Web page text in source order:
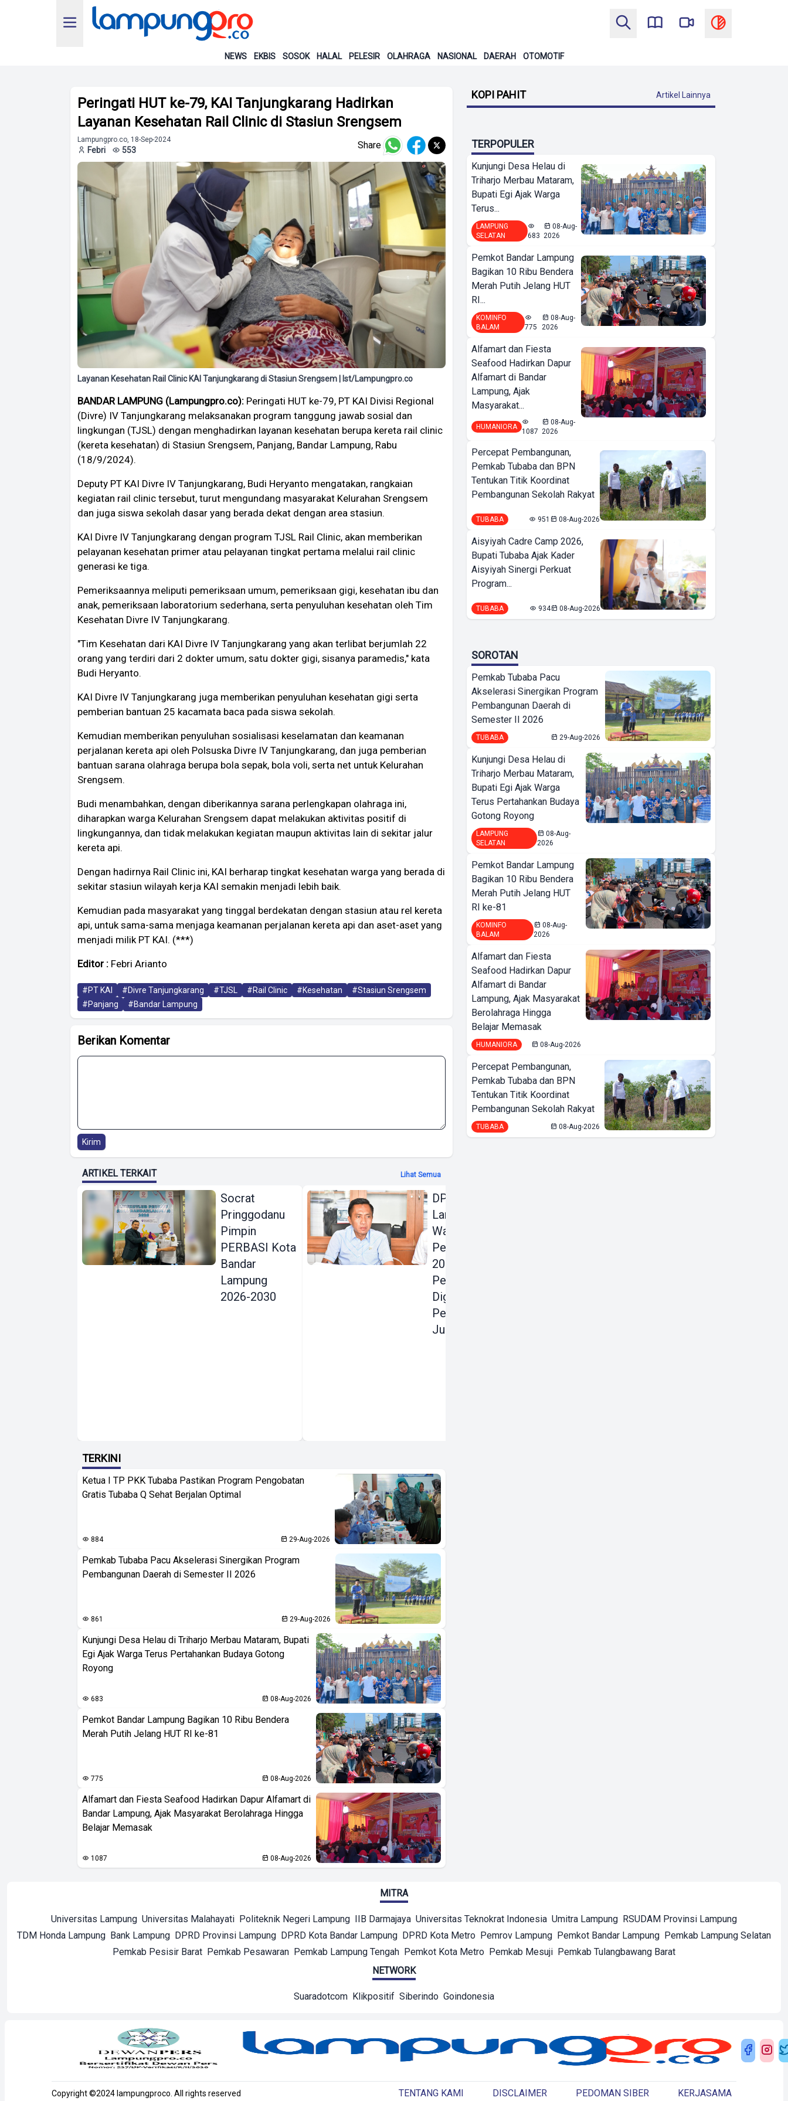
NEWS EKBIS SOSOK HALAL PELESIR OLAHRAGA NASIONAL DAERAH OTOMOTIF
Peringati HUT ke-79, KAI Tanjungkarang Hadirkan
Layanan Kesehatan Rail Clinic di Stasiun Srengsem
Lampungpro.co, 18-Sep-2024
Febri 553 Share
Layanan Kesehatan Rail Clinic KAI Tanjungkarang di Stasiun Srengsem | Ist/Lampungpro.co
BANDAR LAMPUNG (Lampungpro.co): Peringati HUT ke-79, PT KAI Divisi Regional
(Divre) IV Tanjungkarang melaksanakan program tanggung jawab sosial dan
lingkungan (TJSL) dengan menghadirkan layanan kesehatan berupa kereta rail clinic
(kereta kesehatan) di Stasiun Srengsem, Panjang, Bandar Lampung, Rabu
(18/9/2024).
Deputy PT KAI Divre IV Tanjungkarang, Budi Heryanto mengatakan, rangkaian
kegiatan rail clinic tersebut, turut mengundang masyarakat Kelurahan Srengsem
dan juga siswa sekolah dasar yang berada dekat dengan area stasiun.
KAI Divre IV Tanjungkarang dengan program TJSL Rail Clinic, akan memberikan
pelayanan kesehatan primer atau pelayanan tingkat pertama melalui rail clinic
generasi ke tiga.
Pemeriksaannya meliputi pemeriksaan umum, pemeriksaan gigi, kesehatan ibu dan
anak, pemeriksaan laboratorium sederhana, serta penyuluhan kesehatan oleh Tim
Kesehatan Divre IV Tanjungkarang.
"Tim Kesehatan dari KAI Divre IV Tanjungkarang yang akan terlibat berjumlah 22
orang yang terdiri dari 2 dokter umum, satu dokter gigi, sisanya paramedis," kata
Budi Heryanto.
KAI Divre IV Tanjungkarang juga memberikan penyuluhan kesehatan gigi serta
pemberian bantuan 25 kacamata baca pada siswa sekolah.
Kemudian memberikan penyuluhan sosialisasi keselamatan dan keamanan
perjalanan kereta api oleh Polsuska Divre IV Tanjungkarang, dan juga pemberian
bantuan sarana olahraga berupa bola sepak, bola voli, serta net untuk Kelurahan
Srengsem.
Budi menambahkan, dengan diberikannya sarana perlengkapan olahraga ini,
diharapkan warga Kelurahan Srengsem dapat melakukan aktivitas positif di
lingkungannya, dan tidak melakukan kegiatan maupun aktivitas lain di sekitar jalur
kereta api.
Dengan hadirnya Rail Clinic ini, KAI berharap tingkat kesehatan warga yang berada di
sekitar stasiun wilayah kerja KAI semakin menjadi lebih baik.
Kemudian pada masyarakat yang tinggal berdekatan dengan stasiun atau rel kereta
api, untuk sama-sama menjaga keamanan perjalanan kereta api dan aset-aset yang
menjadi milik PT KAI. (***)
Editor : Febri Arianto
#PT KAI #Divre Tanjungkarang #TJSL #Rail Clinic #Kesehatan
#Stasiun Srengsem
#Panjang
#Bandar Lampung
Berikan Komentar
Kirim
ARTIKEL TERKAIT Lihat Semua
Socrat
Pringgodanu
Pimpin
PERBASI Kota
Bandar
Lampung
2026-2030
DPRD Bandar
Lampung Beri
Warning Keras
Perubahan KUA
2026:
Pendapatan
Digenjot, Belanja
Pembangunan
Justru Dipangkas
TERKINI
Ketua I TP PKK Tubaba Pastikan Program Pengobatan
Gratis Tubaba Q Sehat Berjalan Optimal
884 29-Aug-2026
Pemkab Tubaba Pacu Akselerasi Sinergikan Program
Pembangunan Daerah di Semester II 2026
861 29-Aug-2026
Kunjungi Desa Helau di Triharjo Merbau Mataram, Bupati
Egi Ajak Warga Terus Pertahankan Budaya Gotong
Royong
683 08-Aug-2026
Pemkot Bandar Lampung Bagikan 10 Ribu Bendera
Merah Putih Jelang HUT RI ke-81
775 08-Aug-2026
Alfamart dan Fiesta Seafood Hadirkan Dapur Alfamart di
Bandar Lampung, Ajak Masyarakat Berolahraga Hingga
Belajar Memasak
1087 08-Aug-2026
KOPI PAHIT Artikel Lainnya
TERPOPULER
Kunjungi Desa Helau di
Triharjo Merbau Mataram,
Bupati Egi Ajak Warga
Terus...
LAMPUNG
SELATAN
683
08-Aug-
2026
Pemkot Bandar Lampung
Bagikan 10 Ribu Bendera
Merah Putih Jelang HUT
RI...
KOMINFO
BALAM
775
08-Aug-
2026
Alfamart dan Fiesta
Seafood Hadirkan Dapur
Alfamart di Bandar
Lampung, Ajak
Masyarakat...
HUMANIORA
1087
08-Aug-
2026
Percepat Pembangunan,
Pemkab Tubaba dan BPN
Tentukan Titik Koordinat
Pembangunan Sekolah Rakyat
TUBABA 951 08-Aug-2026
Aisyiyah Cadre Camp 2026,
Bupati Tubaba Ajak Kader
Aisyiyah Sinergi Perkuat
Program...
TUBABA 934 08-Aug-2026
SOROTAN
Pemkab Tubaba Pacu
Akselerasi Sinergikan Program
Pembangunan Daerah di
Semester II 2026
TUBABA 29-Aug-2026
Kunjungi Desa Helau di
Triharjo Merbau Mataram,
Bupati Egi Ajak Warga
Terus Pertahankan Budaya
Gotong Royong
LAMPUNG
SELATAN
08-Aug-
2026
Pemkot Bandar Lampung
Bagikan 10 Ribu Bendera
Merah Putih Jelang HUT
RI ke-81
KOMINFO
BALAM
08-Aug-
2026
Alfamart dan Fiesta
Seafood Hadirkan Dapur
Alfamart di Bandar
Lampung, Ajak Masyarakat
Berolahraga Hingga
Belajar Memasak
HUMANIORA 08-Aug-2026
Percepat Pembangunan,
Pemkab Tubaba dan BPN
Tentukan Titik Koordinat
Pembangunan Sekolah Rakyat
TUBABA 08-Aug-2026
MITRA
Universitas Lampung Universitas Malahayati Politeknik Negeri Lampung IIB Darmajaya Universitas Teknokrat Indonesia Umitra Lampung RSUDAM Provinsi Lampung
TDM Honda Lampung Bank Lampung DPRD Provinsi Lampung DPRD Kota Bandar Lampung DPRD Kota Metro Pemrov Lampung Pemkot Bandar Lampung Pemkab Lampung Selatan
Pemkab Pesisir Barat Pemkab Pesawaran Pemkab Lampung Tengah Pemkot Kota Metro Pemkab Mesuji Pemkab Tulangbawang Barat
NETWORK
Suaradotcom Klikpositif Siberindo Goindonesia
Copyright ©2024 lampungproco. All rights reserved TENTANG KAMI DISCLAIMER PEDOMAN SIBER KERJASAMA